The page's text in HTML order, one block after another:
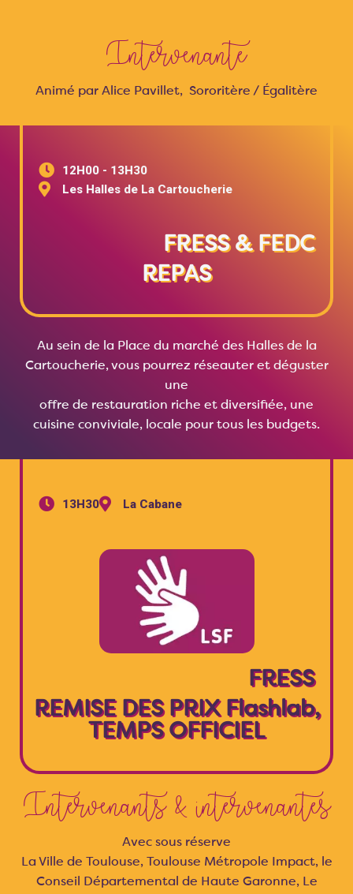
Intervenante
Animé par Alice Pavillet, Sororitère / Égalitère
12H00 - 13H30
Les Halles de La Cartoucherie
FRESS & FEDC
REPAS
Au sein de la Place du marché des Halles de la
Cartoucherie, vous pourrez réseauter et déguster
une
offre de restauration riche et diversifiée, une
cuisine conviviale, locale pour tous les budgets.
13H30 La Cabane
FRESS
REMISE DES PRIX Flashlab,
TEMPS OFFICIEL
Intervenants & intervenantes
Avec sous réserve
La Ville de Toulouse, Toulouse Métropole Impact, le
Conseil Départemental de Haute Garonne, Le